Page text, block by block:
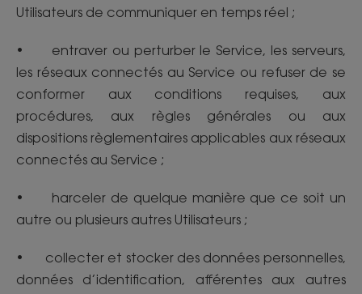
Utilisateurs de communiquer en temps réel ;
• entraver ou perturber le Service, les serveurs,
les réseaux connectés au Service ou refuser de se
conformer aux conditions requises, aux
procédures, aux règles générales ou aux
dispositions règlementaires applicables aux réseaux
connectés au Service ;
• harceler de quelque manière que ce soit un
autre ou plusieurs autres Utilisateurs ;
• collecter et stocker des données personnelles,
données d’identification, afférentes aux autres